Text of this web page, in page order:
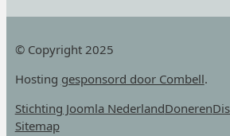
© Copyright 2025
Hosting gesponsord door Combell.
Stichting Joomla NederlandDoneren
Sitemap